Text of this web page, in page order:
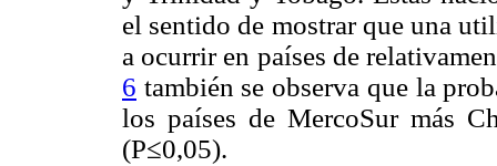
el sentido de mostrar que una
a ocurrir en países de
6 también se observa que la
los países de MercoSur más
(P≤0,05).